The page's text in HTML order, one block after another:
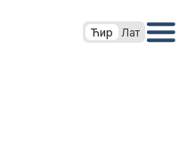
Ћир Лат